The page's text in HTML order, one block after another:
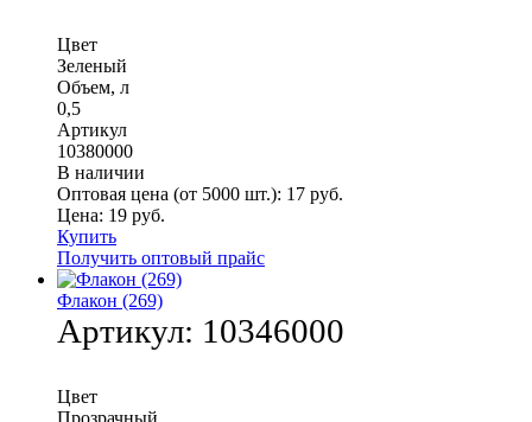
Цвет
Зеленый
Объем, л
0,5
Артикул
10380000
В наличии
Оптовая цена (от 5000 шт.): 17 руб.
Цена: 19 руб.
Купить
Получить оптовый прайс
Флакон (269)
Артикул: 10346000
Цвет